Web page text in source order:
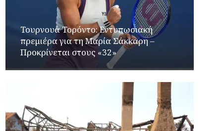
Τουρνουά Τορόντο: Εντυπωσιακή
πρεμιέρα για τη Μαρία Σάκκαρη –
Προκρίνεται στους «32»